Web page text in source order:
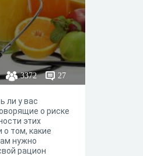
3372 27
ли у вас
о риске
этих
о том, какие
нужно
рацион